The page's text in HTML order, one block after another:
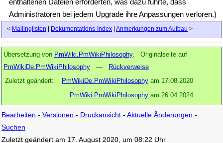
Administratoren bei jedem Upgrade ihre Anpassungen verloren.)
< Mailinglisten | Dokumentations-Index | Anmerkungen zum Aufbau >
Übersetzung von PmWiki.PmWikiPhilosophy, Originalseite auf
PmWikiDe.PmWikiPhilosophy —
Rückverweise
Zuletzt geändert:
PmWikiDe.PmWikiPhilosophy am 17.08.2020
PmWiki.PmWikiPhilosophy am 26.04.2024
Bearbeiten - Versionen - Druckansicht - Aktuelle Änderungen -
Suchen
Zuletzt geändert am 17. August 2020, um 08:22 Uhr